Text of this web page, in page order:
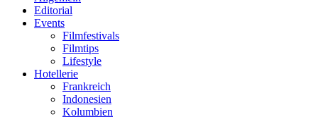
Editorial
Events
Filmfestivals
Filmtips
Lifestyle
Hotellerie
Frankreich
Indonesien
Kolumbien